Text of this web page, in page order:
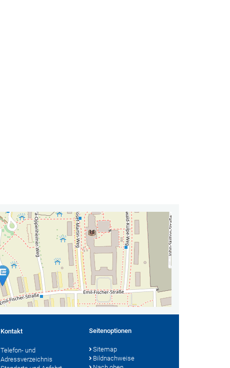
Kontakt
Telefon- und
Adressverzeichnis
Seitenoptionen
Sitemap
Bildnachweise